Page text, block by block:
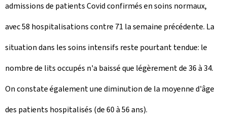
admissions de patients Covid confirmés en soins normaux,
avec 58 hospitalisations contre 71 la semaine précédente. La
situation dans les soins intensifs reste pourtant tendue: le
nombre de lits occupés n'a baissé que légèrement de 36 à 34.
On constate également une diminution de la moyenne d'âge
des patients hospitalisés (de 60 à 56 ans).